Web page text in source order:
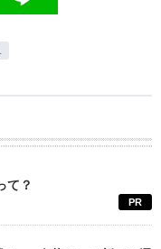
て？
PR